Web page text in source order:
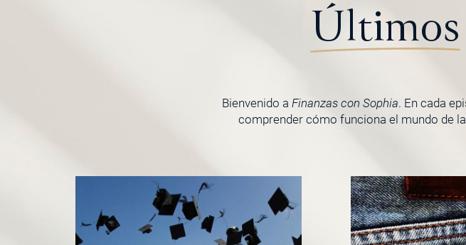
Últimos
Bienvenido a Finanzas con Sophia. En cada
comprender cómo funciona el mundo de